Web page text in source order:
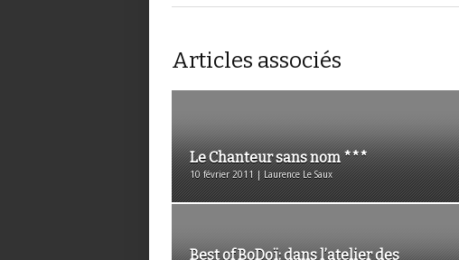
Articles associés
Le Chanteur sans nom ***
10 février 2011 | Laurence Le Saux
Best of BoDoï: dans l’atelier des